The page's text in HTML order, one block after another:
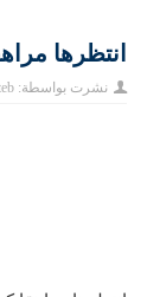
انتظرها
نشرت بواسطة: